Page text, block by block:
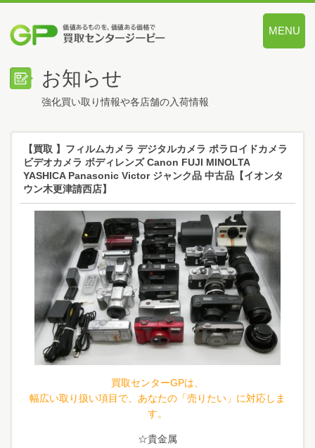
MENU
お知らせ
強化買い取り情報や各店舗の入荷情報
【買取 】フィルムカメラ デジタルカメラ ポラロイドカメラ
ビデオカメラ ボディレンズ Canon FUJI MINOLTA
YASHICA Panasonic Victor ジャンク品 中古品【イオンタ
ウン木更津請西店】
買取センターGPは、
幅広い取り扱い項目で、あなたの「売りたい」に対応しま
す。
☆貴金属